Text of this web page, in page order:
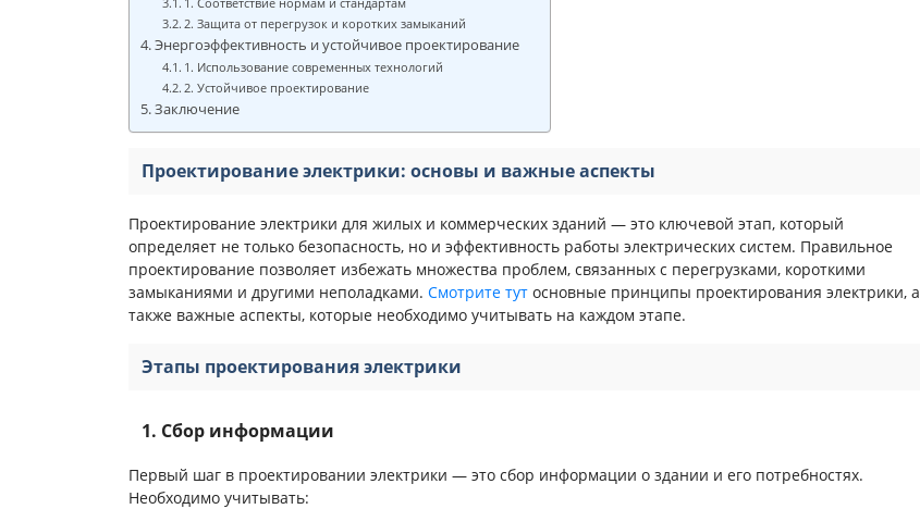
2. Защита от перегрузок и коротких замыканий
Энергоэффективность и устойчивое проектирование
1. Использование современных технологий
2. Устойчивое проектирование
Заключение
Проектирование электрики: основы и важные аспекты
Проектирование электрики для жилых и коммерческих зданий — это ключевой этап, который
определяет не только безопасность, но и эффективность работы электрических систем. Правильное
проектирование позволяет избежать множества проблем, связанных с перегрузками, короткими
замыканиями и другими неполадками. Смотрите тут основные принципы проектирования электрики, а
также важные аспекты, которые необходимо учитывать на каждом этапе.
Этапы проектирования электрики
1. Сбор информации
Первый шаг в проектировании электрики — это сбор информации о здании и его потребностях.
Необходимо учитывать: